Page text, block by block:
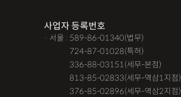
사업자 등록번호
· 서울 : 589-86-01340(법무)
724-87-01028(특허)
336-88-03151(세무-본점)
813-85-02833(세무-역삼1지점)
376-85-02896(세무-역삼2지점)